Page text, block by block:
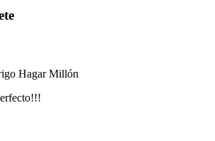
Hagar Millón